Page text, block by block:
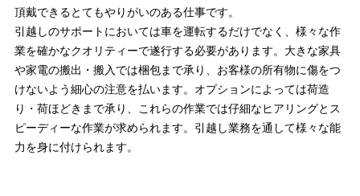
頂戴できるとてもやりがいのある仕事です。
引越しのサポートにおいては車を運転するだけでなく、様々な作
業を確かなクオリティーで遂行する必要があります。大きな家具
や家電の搬出・搬入では梱包まで承り、お客様の所有物に傷をつ
けないよう細心の注意を払います。オプションによっては荷造
り・荷ほどきまで承り、これらの作業では仔細なヒアリングとス
ピーディーな作業が求められます。引越し業務を通して様々な能
力を身に付けられます。